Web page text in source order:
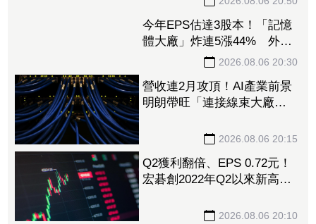
目標價上修6.5%至444.5元！
「砷化鎵晶圓代工廠」7月營
收創4年半新高 1.6T光通訊
開始貢獻營收 2026.08.06 20:50
今年EPS估達3股本！「記憶
體大廠」炸連5漲44% 外資
2026.08.06 20:30
營收連2月攻頂！AI產業前景
明朗帶旺「連接線束大廠」
2026.08.06 20:15